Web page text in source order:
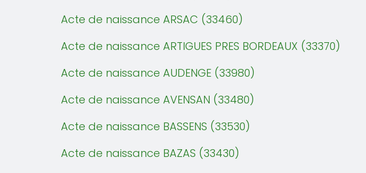
Acte de naissance ARSAC (33460)
Acte de naissance ARTIGUES PRES BORDEAUX (33370)
Acte de naissance AUDENGE (33980)
Acte de naissance AVENSAN (33480)
Acte de naissance BASSENS (33530)
Acte de naissance BAZAS (33430)